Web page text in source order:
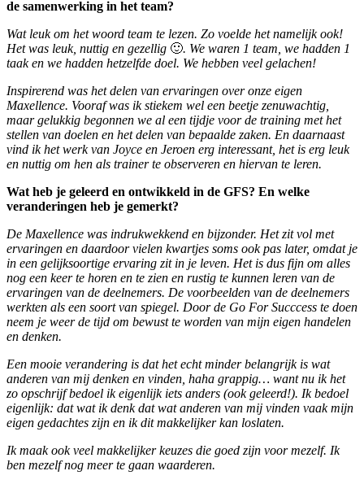
de samenwerking in het team?
Wat leuk om het woord team te lezen. Zo voelde het namelijk ook!
Het was leuk, nuttig en gezellig 🙂. We waren 1 team, we hadden 1
taak en we hadden hetzelfde doel. We hebben veel gelachen!
Inspirerend was het delen van ervaringen over onze eigen
Maxellence. Vooraf was ik stiekem wel een beetje zenuwachtig,
maar gelukkig begonnen we al een tijdje voor de training met het
stellen van doelen en het delen van bepaalde zaken. En daarnaast
vind ik het werk van Joyce en Jeroen erg interessant, het is erg leuk
en nuttig om hen als trainer te observeren en hiervan te leren.
Wat heb je geleerd en ontwikkeld in de GFS? En welke
veranderingen heb je gemerkt?
De Maxellence was indrukwekkend en bijzonder. Het zit vol met
ervaringen en daardoor vielen kwartjes soms ook pas later, omdat je
in een gelijksoortige ervaring zit in je leven. Het is dus fijn om alles
nog een keer te horen en te zien en rustig te kunnen leren van de
ervaringen van de deelnemers. De voorbeelden van de deelnemers
werkten als een soort van spiegel. Door de Go For Succcess te doen
neem je weer de tijd om bewust te worden van mijn eigen handelen
en denken.
Een mooie verandering is dat het echt minder belangrijk is wat
anderen van mij denken en vinden, haha grappig… want nu ik het
zo opschrijf bedoel ik eigenlijk iets anders (ook geleerd!). Ik bedoel
eigenlijk: dat wat ik denk dat wat anderen van mij vinden vaak mijn
eigen gedachtes zijn en ik dit makkelijker kan loslaten.
Ik maak ook veel makkelijker keuzes die goed zijn voor mezelf. Ik
ben mezelf nog meer te gaan waarderen.